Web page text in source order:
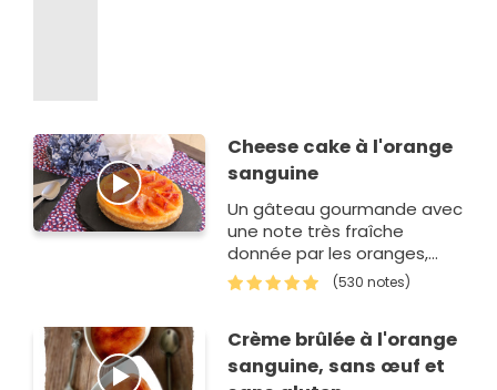
Cheese cake à l'orange
sanguine
Un gâteau gourmande avec
une note très fraîche
donnée par les oranges,
vous allez craquer !
(530 notes)
Crème brûlée à l'orange
sanguine, sans œuf et